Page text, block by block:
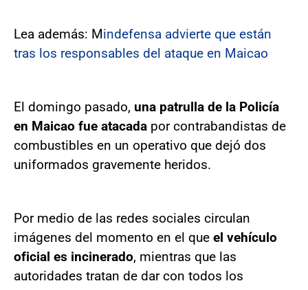
Lea además: Mindefensa advierte que están
tras los responsables del ataque en Maicao
El domingo pasado, una patrulla de la Policía
en Maicao fue atacada por contrabandistas de
combustibles en un operativo que dejó dos
uniformados gravemente heridos.
Por medio de las redes sociales circulan
imágenes del momento en el que el vehículo
oficial es incinerado, mientras que las
autoridades tratan de dar con todos los